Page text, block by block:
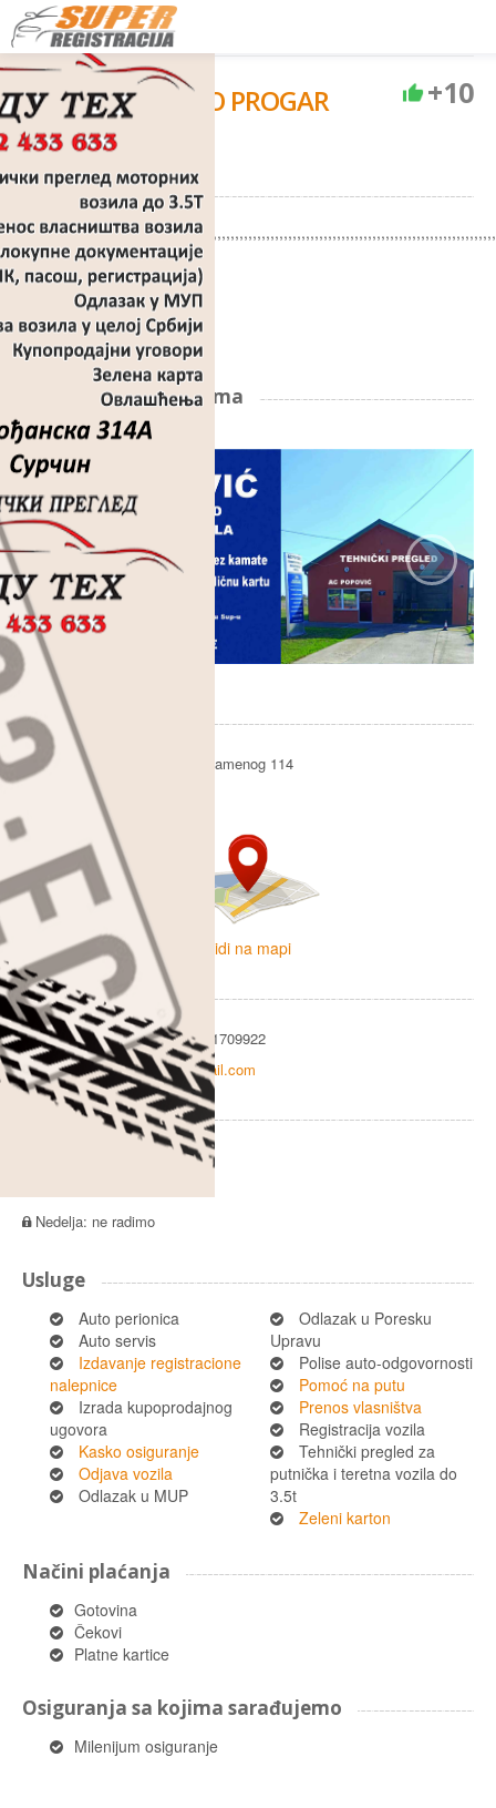
AC POPOVIĆ DOO PROGAR
Tehnički pregled
+10
O nama
Šta vozači kažu o nama
Gde se nalazimo
Adresa: Vlade Obradovića-kamenog 114
Mesto: Surčin-Progar
Vidi na mapi
Kontakt
Telefon: 011/8427-015, 0641709922
Email:acpopovicdoo@gmail.com
Radno vreme
Radni dan: 08:00 - 16:00
Nedelja: ne radimo
Usluge
Auto perionica
Auto servis
Izdavanje registracione
nalepnice
Izrada kupoprodajnog
ugovora
Kasko osiguranje
Odjava vozila
Odlazak u MUP
Odlazak u Poresku
Upravu
Polise auto-odgovornosti
Pomoć na putu
Prenos vlasništva
Registracija vozila
Tehnički pregled za
putnička i teretna vozila do
3.5t
Zeleni karton
Načini plaćanja
Gotovina
Čekovi
Platne kartice
Osiguranja sa kojima sarađujemo
Milenijum osiguranje